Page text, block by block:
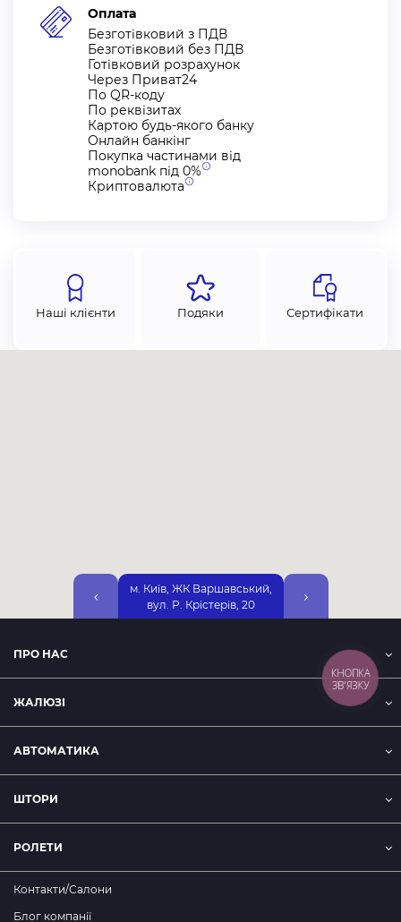
Оплата
Безготівковий з ПДВ
Безготівковий без ПДВ
Готівковий розрахунок
Через Приват24
По QR-коду
По реквізитах
Картою будь-якого банку
Онлайн банкінг
Покупка частинами від
monobank під 0%
Криптовалюта
Наші клієнти Подяки Сертифікати
м. Київ, ЖК Варшавський,
вул. Р. Крістерів, 20
Набережна, 25А, 2-
ПРО НАС
ЖАЛЮЗІ
АВТОМАТИКА
ШТОРИ
РОЛЕТИ
Контакти/Салони
Блог компанії
КНОПКА
ЗВ'ЯЗКУ